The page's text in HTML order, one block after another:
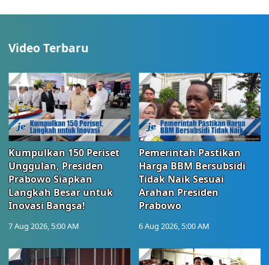
Video Terbaru
Kumpulkan 150 Periset
Unggulan, Presiden
Prabowo Siapkan
Langkah Besar untuk
Inovasi Bangsa!
7 Aug 2026, 5:00 AM
Pemerintah Pastikan
Harga BBM Bersubsidi
Tidak Naik Sesuai
Arahan Presiden
Prabowo
6 Aug 2026, 5:00 AM